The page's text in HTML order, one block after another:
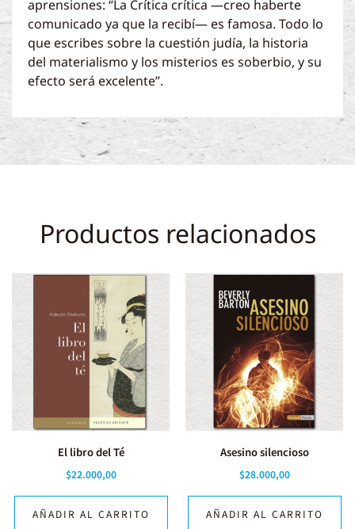
aprensiones: “La Crítica crítica —creo haberte
comunicado ya que la recibí— es famosa. Todo lo
que escribes sobre la cuestión judía, la historia
del materialismo y los misterios es soberbio, y su
efecto será excelente”.
Productos relacionados
El libro del Té
$22.000,00
AÑADIR AL CARRITO
Asesino silencioso
$28.000,00
AÑADIR AL CARRITO